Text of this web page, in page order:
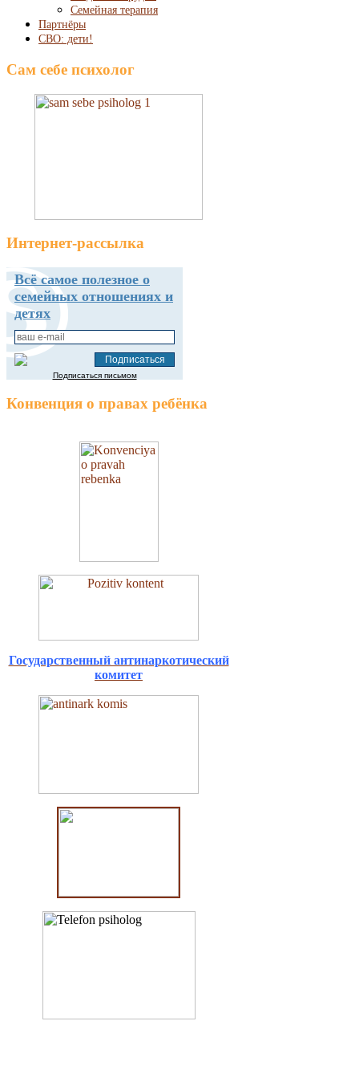
Семейная терапия
Партнёры
СВО: дети!
Сам себе психолог
Интернет-рассылка
Всё самое полезное о
семейных отношениях и
детях
Подписаться письмом
Конвенция о правах ребёнка
Государственный антинаркотический
комитет